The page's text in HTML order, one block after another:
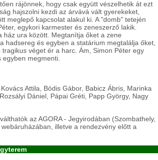
rájönnek, hogy csak együtt vészelhetik át ezt
hajszolni kezdi az árvává vált gyerekeket,
meglepő kapcsolat alakul ki. A "domb" tetején
egykori karmester és zeneszerző lakik.
ház ura között. Megtanítja őket a zene
hadsereg és egyben a statárium megtalálja őket,
véget ér a harc. Ám, Simon Péter egy
megmenti.
Attila, Bódis Gábor, Babicz Ábris, Marinka
Dániel, Pápai Gréti, Papp György, Nagy
az AGORA - Jegyirodában (Szombathely,
webáruházában, illetve a rendezvény előtt a